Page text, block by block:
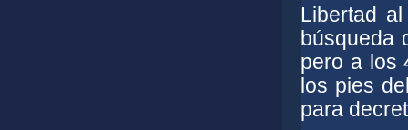
Libertad
búsqueda
pero a los
los pies
para